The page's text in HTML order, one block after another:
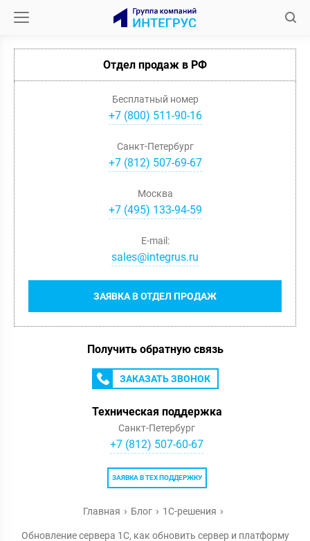
Отдел продаж в РФ
Бесплатный номер
+7 (800) 511-90-16
Санкт-Петербург
+7(812) 507-69-67
Москва
+7(495) 133-94-59
ЗАЯВКА В ОТДЕЛ ПРОДАЖ
E-mail:
sales@integrus.ru
Получить обратную связь
ЗАКАЗАТЬ ЗВОНОК
Техническая поддержка
Санкт-Петербург
+7 (812) 507-60-67
ЗАЯВКА В ТЕХ ПОДДЕРЖКУ
Главная Блог 1С-решения
Обновление сервера 1С, как обновить сервер и платформу